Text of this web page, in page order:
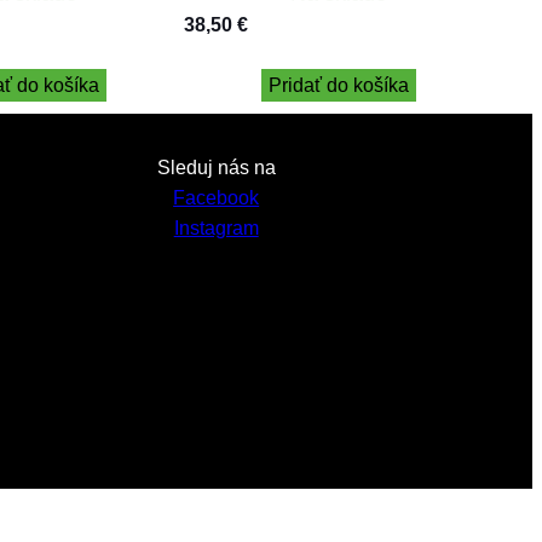
do košíka
38,50 €
Pridať do košíka
Sleduj nás na
Facebook
Instagram